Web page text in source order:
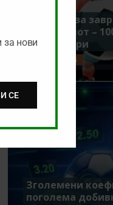
Идеално за
Мундијалот –
7500 денари
ЈУЛИ 15, 2026
Зголемени
поголема
за нови
СЕ